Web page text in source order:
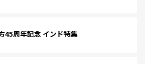
45周年記念 インド特集